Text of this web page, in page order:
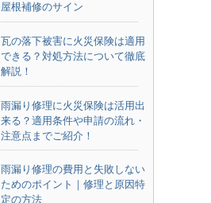
屋根補修のサイン
瓦の落下被害に火災保険は適用
できる？対処方法について徹底
解説！
雨漏り修理に火災保険は活用出
来る？適用条件や申請の流れ・
注意点までご紹介！
雨漏り修理の費用と失敗しない
ためのポイント｜修理と原因特
定の方法